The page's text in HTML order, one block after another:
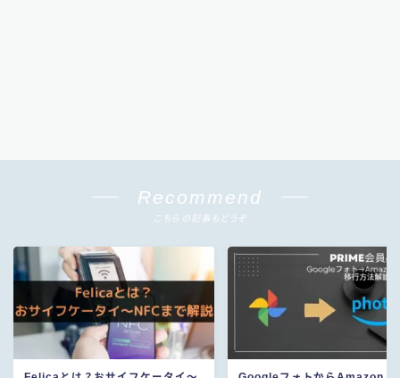
Recommend
こちらの記事もどうぞ